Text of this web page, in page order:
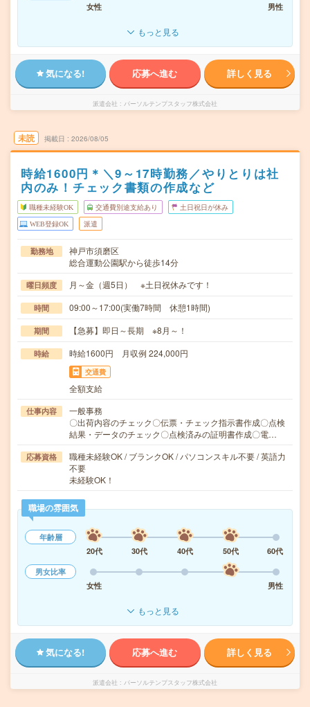
女性
男性
もっと見る
気になる! 応募へ進む 詳しく見る
派遣会社 パーソルテンプスタッフ株式会社
未読 掲載日 2026/08/05
時給1600円＊＼9～17時勤務／やりとりは社
内のみ！チェック書類の作成など
職種未経験OK 交通費別途支給あり 土日祝日が休み
WEB登録OK 派遣
勤務地
神戸市須磨区
総合運動公園駅から徒歩14分
曜日頻度 月～金（週5日） ※土日祝休みです！
時間 09:00～17:00(実働7時間 休憩1時間)
期間 【急募】即日～長期 ※8月～！
時給 時給1600円 月収例 224,000円
交通費
全額支給
仕事内容
一般事務
〇出荷内容のチェック〇伝票・チェック指示書作成〇点検
結果・データのチェック〇点検済みの証明書作成〇電…
応募資格
職種未経験OK / ブランクOK / パソコンスキル不要 / 英語力
不要
未経験OK！
職場の雰囲気
年齢層
20代
30代 40代 50代
60代
男女比率
女性
男性
もっと見る
気になる! 応募へ進む 詳しく見る
派遣会社 パーソルテンプスタッフ株式会社